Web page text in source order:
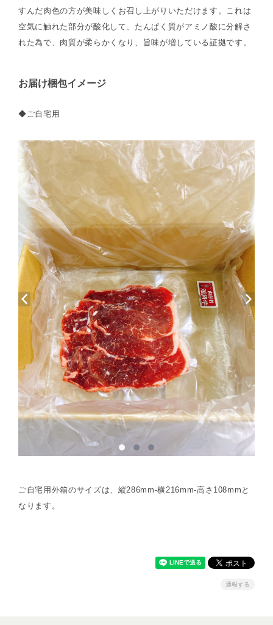
すんだ肉色の方が美味しくお召し上がりいただけます。これは
空気に触れた部分が酸化して、たんぱく質がアミノ酸に分解さ
れた為で、肉質が柔らかくなり、旨味が増している証拠です。
お届け梱包イメージ
◆ご自宅用
ご自宅用外箱のサイズは、縦286mm-横216mm-高さ108mmと
なります。
通報する